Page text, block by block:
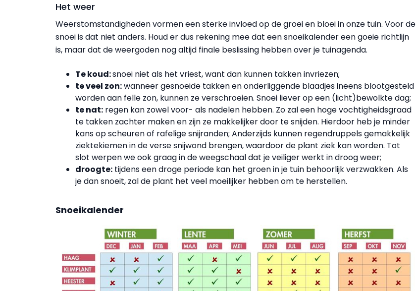
Het weer
Weerstomstandigheden vormen een sterke invloed op de groei en bloei in onze tuin. Voor de
snoei is dat niet anders. Houd er dus rekening mee dat een snoeikalender een goeie richtlijn
is, maar dat de weergoden nog altijd finale beslissing hebben over je tuinagenda.
Te koud:snoei niet als het vriest, want dan kunnen takken invriezen;
te veel zon:wanneer gesnoeide takken en onderliggende blaadjes ineens blootgesteld
worden aan felle zon, kunnen ze verschroeien. Snoei liever op een (licht)bewolkte dag;
te nat: regen kan zowel voor- als nadelen hebben. Zo zal een hoge vochtigheidsgraad
te takken zachter maken en zijn ze makkelijker door te snijden. Hierdoor heb je minder
kans op scheuren of rafelige snijranden; Anderzijds kunnen regendruppels gemakkelijk
ziektekiemen in de verse snijwond brengen, waardoor de plant ziek kan worden. Tot
slot werpen we ook graag in de weegschaal dat je veiliger werkt in droog weer;
droogte: tijdens een droge periode kan het groen in je tuin behoorlijk verzwakken. Als
je dan snoeit, zal de plant het veel moeilijker hebben om te herstellen.
Snoeikalender